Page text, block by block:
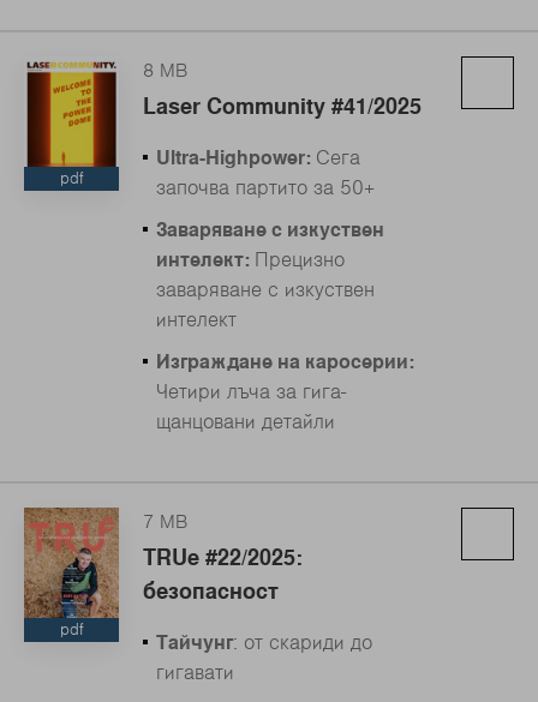
pdf
8 MB
Laser Community #41/2025
Ultra-Highpower: Сега
започва партито за 50+
Заваряване с изкуствен
интелект: Прецизно
заваряване с изкуствен
интелект
Изграждане на каросерии:
Четири лъча за гига-
щанцовани детайли
pdf
7 MB
TRUe #22/2025:
безопасност
Тайчунг: от скариди до
гигавати